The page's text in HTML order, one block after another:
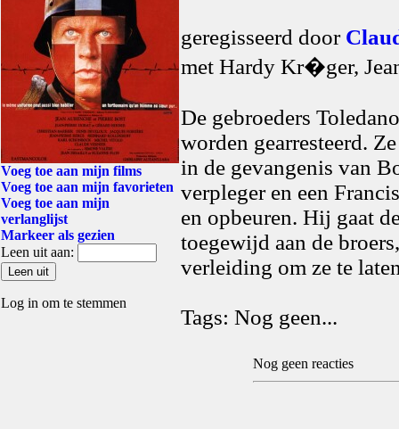
Voeg toe aan mijn films
Voeg toe aan mijn favorieten
Voeg toe aan mijn
verlanglijst
Markeer als gezien
Leen uit aan:
Log in om te stemmen
geregisseerd door
met Hardy Kr�ger,
De gebroeders
worden gearresteerd.
in de gevangenis van
verpleger en een
en opbeuren. Hij gaat
toegewijd aan de
verleiding om ze te
Tags: Nog geen...
Nog geen reacties